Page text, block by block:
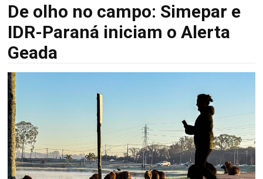
De olho no campo: Simepar e
IDR-Paraná iniciam o Alerta
Geada